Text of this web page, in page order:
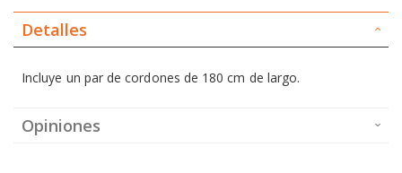
Detalles
Incluye un par de cordones de 180 cm de largo.
Opiniones